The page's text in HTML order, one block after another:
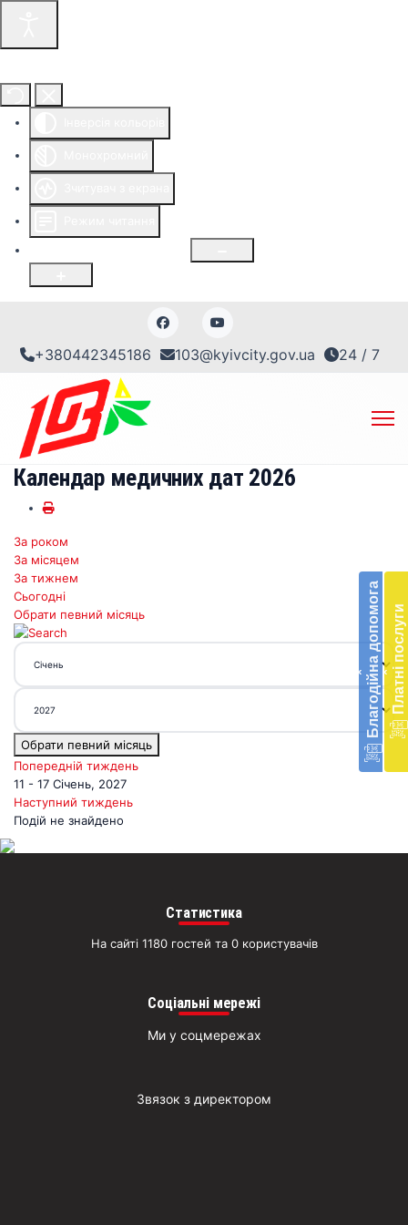
+380442345186 103@kyivcity.gov.ua 24 / 7
‹ Благодійна допомогав
‹ Платні послуги
Календар медичних дат 2026
За роком
За місяцем
За тижнем
Сьогодні
Обрати певний місяць
Обрати певний місяць
Попередній тиждень
11 - 17 Січень, 2027
Наступний тиждень
Подій не знайдено
Статистика
На сайті 1180 гостей та 0 користувачів
Соціальні мережі
Ми у соцмережах
Звязок з директором